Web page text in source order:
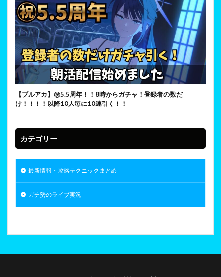
【ブルアカ】㊗5.5周年！！8時からガチャ！登録者の数だ
け！！！！以降10人毎に10連引く！！
カテゴリー
最新情報・攻略テクニックまとめ
ガチ勢のライブ実況